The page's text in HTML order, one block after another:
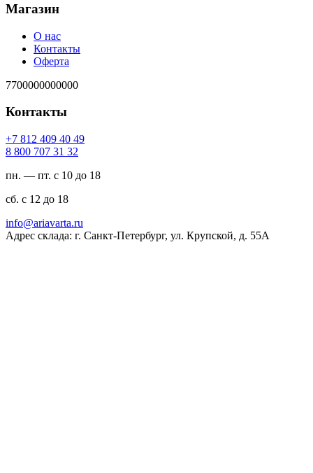
Магазин
О нас
Контакты
Оферта
7700000000000
Контакты
94 04 904 218 7+
23 13 707 008 8
пн. — пт. с 10 до 18
сб. с 12 до 18
ur.atravaira@ofni
Адрес склада: г. Санкт-Петербург, ул. Крупской, д. 55А